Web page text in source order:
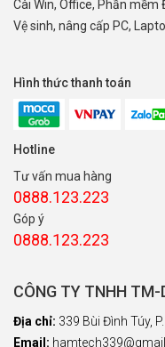
Cài Win, Office, Phần mềm
Vệ sinh, nâng cấp PC,
Hình thức thanh toán
Hotline
Tư vấn mua hàng
0888.123.223
Góp ý
0888.123.223
CÔNG TY TNHH TM-
Địa chỉ: 339 Bùi Đình Túy,
Email: